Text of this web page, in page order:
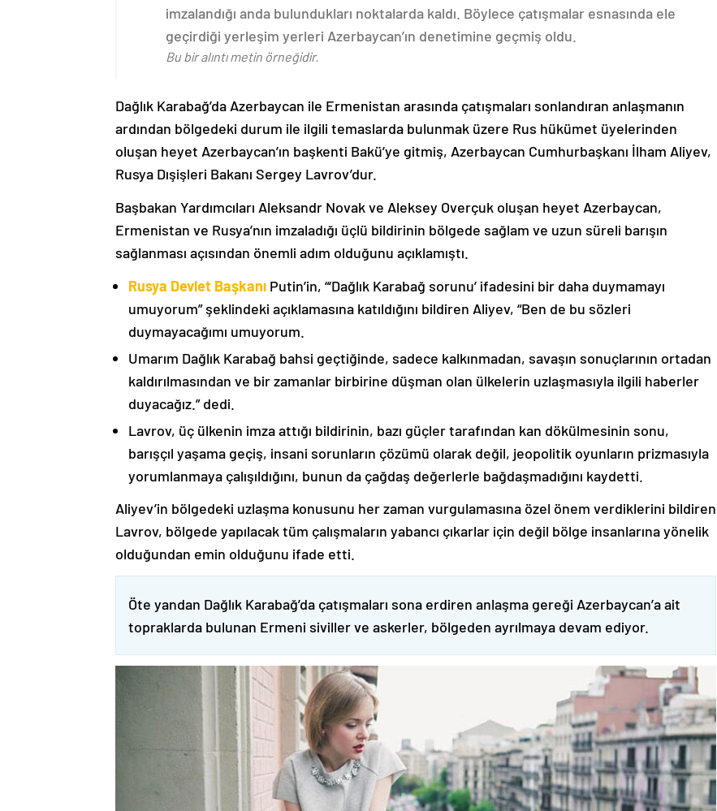
imzalandığı anda bulundukları noktalarda kaldı. Böylece çatışmalar esnasında ele
geçirdiği yerleşim yerleri Azerbaycan’ın denetimine geçmiş oldu.
Bu bir alıntı metin örneğidir.
Dağlık Karabağ’da Azerbaycan ile Ermenistan arasında çatışmaları sonlandıran anlaşmanın
ardından bölgedeki durum ile ilgili temaslarda bulunmak üzere Rus hükümet üyelerinden
oluşan heyet Azerbaycan’ın başkenti Bakü’ye gitmiş, Azerbaycan Cumhurbaşkanı İlham Aliyev,
Rusya Dışişleri Bakanı Sergey Lavrov’dur.
Başbakan Yardımcıları Aleksandr Novak ve Aleksey Overçuk oluşan heyet Azerbaycan,
Ermenistan ve Rusya’nın imzaladığı üçlü bildirinin bölgede sağlam ve uzun süreli barışın
sağlanması açısından önemli adım olduğunu açıklamıştı.
Rusya Devlet Başkanı Putin’in, “‘Dağlık Karabağ sorunu’ ifadesini bir daha duymamayı
umuyorum” şeklindeki açıklamasına katıldığını bildiren Aliyev, “Ben de bu sözleri
duymayacağımı umuyorum.
Umarım Dağlık Karabağ bahsi geçtiğinde, sadece kalkınmadan, savaşın sonuçlarının ortadan
kaldırılmasından ve bir zamanlar birbirine düşman olan ülkelerin uzlaşmasıyla ilgili haberler
duyacağız.” dedi.
Lavrov, üç ülkenin imza attığı bildirinin, bazı güçler tarafından kan dökülmesinin sonu,
barışçıl yaşama geçiş, insani sorunların çözümü olarak değil, jeopolitik oyunların prizmasıyla
yorumlanmaya çalışıldığını, bunun da çağdaş değerlerle bağdaşmadığını kaydetti.
Aliyev’in bölgedeki uzlaşma konusunu her zaman vurgulamasına özel önem verdiklerini bildiren
Lavrov, bölgede yapılacak tüm çalışmaların yabancı çıkarlar için değil bölge insanlarına yönelik
olduğundan emin olduğunu ifade etti.
Öte yandan Dağlık Karabağ’da çatışmaları sona erdiren anlaşma gereği Azerbaycan’a ait
topraklarda bulunan Ermeni siviller ve askerler, bölgeden ayrılmaya devam ediyor.